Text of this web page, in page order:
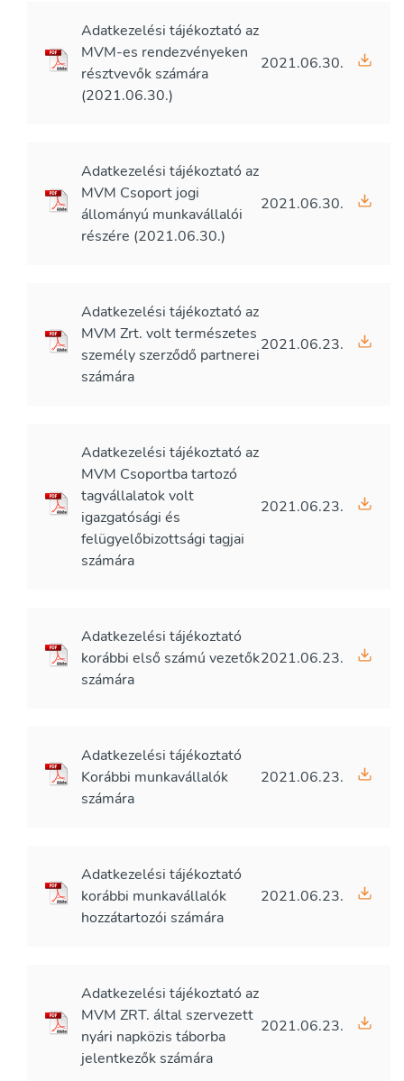
Adatkezelési tájékoztató az
MVM-es rendezvényeken
résztvevők számára
(2021.06.30.)
2021.06.30.
Adatkezelési tájékoztató az
MVM Csoport jogi
állományú munkavállalói
részére (2021.06.30.)
2021.06.30.
Adatkezelési tájékoztató az
MVM Zrt. volt természetes
személy szerződő partnerei
számára
2021.06.23.
Adatkezelési tájékoztató az
MVM Csoportba tartozó
tagvállalatok volt
igazgatósági és
felügyelőbizottsági tagjai
számára
2021.06.23.
Adatkezelési tájékoztató
korábbi első számú vezetők
számára
2021.06.23.
Adatkezelési tájékoztató
Korábbi munkavállalók
számára
2021.06.23.
Adatkezelési tájékoztató
korábbi munkavállalók
hozzátartozói számára
2021.06.23.
Adatkezelési tájékoztató az
MVM ZRT. által szervezett
nyári napközis táborba
jelentkezők számára
2021.06.23.